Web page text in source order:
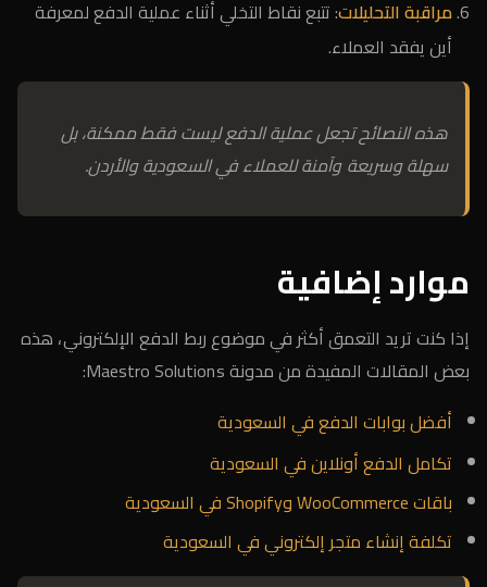
مراقبة التحليلات: تتبع نقاط التخلي أثناء عملية الدفع لمعرفة
أين يفقد العملاء.
هذه النصائح تجعل عملية الدفع ليست فقط ممكنة، بل
سهلة وسريعة وآمنة للعملاء في السعودية والأردن.
موارد إضافية
إذا كنت تريد التعمق أكثر في موضوع ربط الدفع الإلكتروني، هذه
بعض المقالات المفيدة من مدونة Maestro Solutions:
أفضل بوابات الدفع في السعودية
تكامل الدفع أونلاين في السعودية
باقات WooCommerce وShopify في السعودية
تكلفة إنشاء متجر إلكتروني في السعودية